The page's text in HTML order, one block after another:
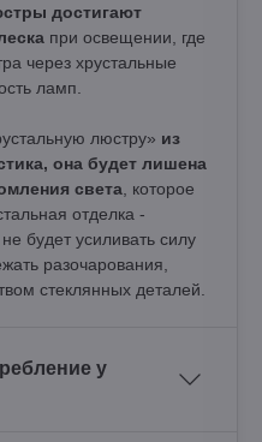
достигают
при освещении, где
через хрустальные
ламп.
люстру» из
она будет лишена
света , которое
отделка -
будет усиливать силу
разочарования,
стеклянных деталей.
у